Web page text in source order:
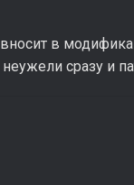
в
сразу и